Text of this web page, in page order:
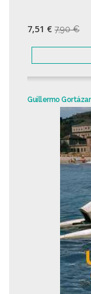
7,51 € 7,90 €
Guillermo Gortázar